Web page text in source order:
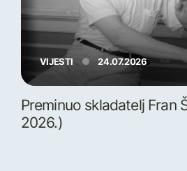
VIJESTI 24.07.2026
Preminuo skladatelj Fran
2026.)